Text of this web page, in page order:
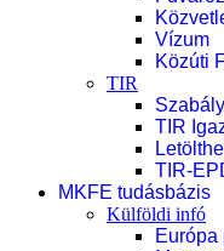
Vízum
Közúti
TIR
TIR
TIR-
MKFE tudásbázis
Külföldi infó
Európa